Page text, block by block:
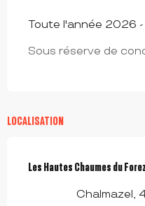
Toute l'année 2026
Sous réserve de
LOCALISATION
Les Hautes Chaumes du Forez
Chalmazel,